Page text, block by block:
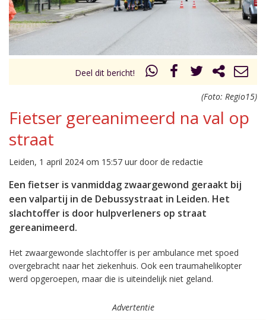
Deel dit bericht!
(Foto: Regio15)
Fietser gereanimeerd na val op
straat
Leiden, 1 april 2024 om 15:57 uur door de redactie
Een fietser is vanmiddag zwaargewond geraakt bij
een valpartij in de Debussystraat in Leiden. Het
slachtoffer is door hulpverleners op straat
gereanimeerd.
Het zwaargewonde slachtoffer is per ambulance met spoed
overgebracht naar het ziekenhuis. Ook een traumahelikopter
werd opgeroepen, maar die is uiteindelijk niet geland.
Advertentie